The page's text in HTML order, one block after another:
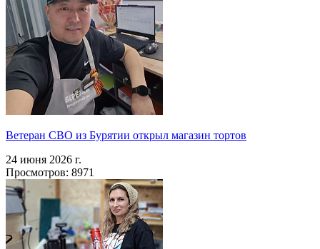
Ветеран СВО из Бурятии открыл магазин тортов
24 июня 2026 г.
Просмотров: 8971